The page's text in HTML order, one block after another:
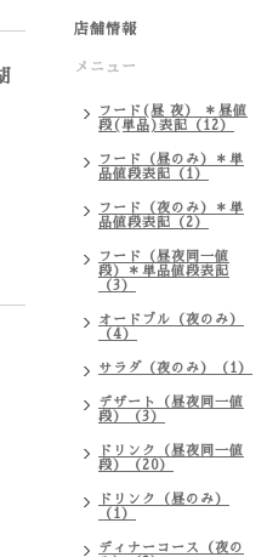
店舗情報
メニュー
フード(昼 夜） ＊昼値
段(単品)表記（12）
フード（昼のみ）＊単
品値段表記（1）
フード（夜のみ）＊単
品値段表記（2）
フード（昼夜同一値
段）＊単品値段表記
（3）
オードブル（夜のみ）
（4）
サラダ（夜のみ）（1）
デザート（昼夜同一値
段）（3）
ドリンク（昼夜同一値
段）（20）
ドリンク（昼のみ）
（1）
ディナーコース（夜の